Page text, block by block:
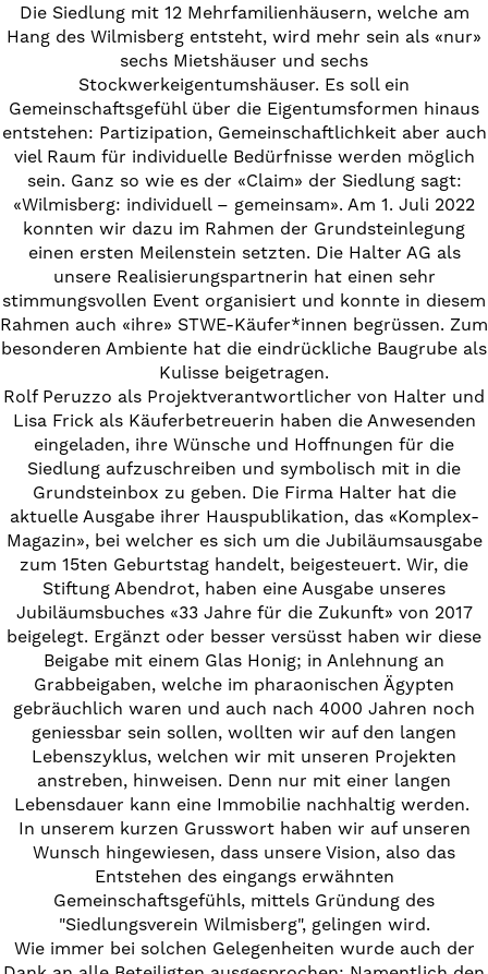
Die Siedlung mit 12 Mehrfamilienhäusern, welche am
Hang des Wilmisberg entsteht, wird mehr sein als «nur»
sechs Mietshäuser und sechs
Stockwerkeigentumshäuser. Es soll ein
Gemeinschaftsgefühl über die Eigentumsformen hinaus
entstehen: Partizipation, Gemeinschaftlichkeit aber auch
viel Raum für individuelle Bedürfnisse werden möglich
sein. Ganz so wie es der «Claim» der Siedlung sagt:
«Wilmisberg: individuell – gemeinsam». Am 1. Juli 2022
konnten wir dazu im Rahmen der Grundsteinlegung
einen ersten Meilenstein setzten. Die Halter AG als
unsere Realisierungspartnerin hat einen sehr
stimmungsvollen Event organisiert und konnte in diesem
Rahmen auch «ihre» STWE-Käufer*innen begrüssen. Zum
besonderen Ambiente hat die eindrückliche Baugrube als
Kulisse beigetragen.
Rolf Peruzzo als Projektverantwortlicher von Halter und
Lisa Frick als Käuferbetreuerin haben die Anwesenden
eingeladen, ihre Wünsche und Hoffnungen für die
Siedlung aufzuschreiben und symbolisch mit in die
Grundsteinbox zu geben. Die Firma Halter hat die
aktuelle Ausgabe ihrer Hauspublikation, das «Komplex-
Magazin», bei welcher es sich um die Jubiläumsausgabe
zum 15ten Geburtstag handelt, beigesteuert. Wir, die
Stiftung Abendrot, haben eine Ausgabe unseres
Jubiläumsbuches «33 Jahre für die Zukunft» von 2017
beigelegt. Ergänzt oder besser versüsst haben wir diese
Beigabe mit einem Glas Honig; in Anlehnung an
Grabbeigaben, welche im pharaonischen Ägypten
gebräuchlich waren und auch nach 4000 Jahren noch
geniessbar sein sollen, wollten wir auf den langen
Lebenszyklus, welchen wir mit unseren Projekten
anstreben, hinweisen. Denn nur mit einer langen
Lebensdauer kann eine Immobilie nachhaltig werden.
In unserem kurzen Grusswort haben wir auf unseren
Wunsch hingewiesen, dass unsere Vision, also das
Entstehen des eingangs erwähnten
Gemeinschaftsgefühls, mittels Gründung des
"Siedlungsverein Wilmisberg", gelingen wird.
Wie immer bei solchen Gelegenheiten wurde auch der